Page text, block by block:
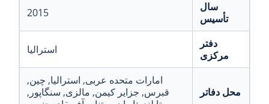
سال
تأسیس
2015
دفتر
مرکزی
استرالیا
محل دفاتر
امارات متحده عربی, استرالیا, چین,
قبرس, جزایر کیمن, مالزی, سنگاپور ,